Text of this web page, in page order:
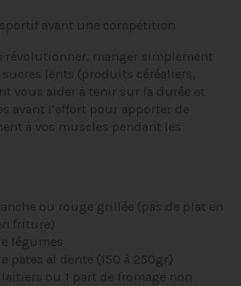
avant une compétition
révolutionner, manger simplement
lents (produits céréaliers,
vous aider à tenir sur la durée et
avant l’effort pour apporter de
à vos muscles pendant les
ou rouge grillée (pas de plat en
friture)
légumes
pates al dente (150 à 250gr)
ou 1 part de fromage non